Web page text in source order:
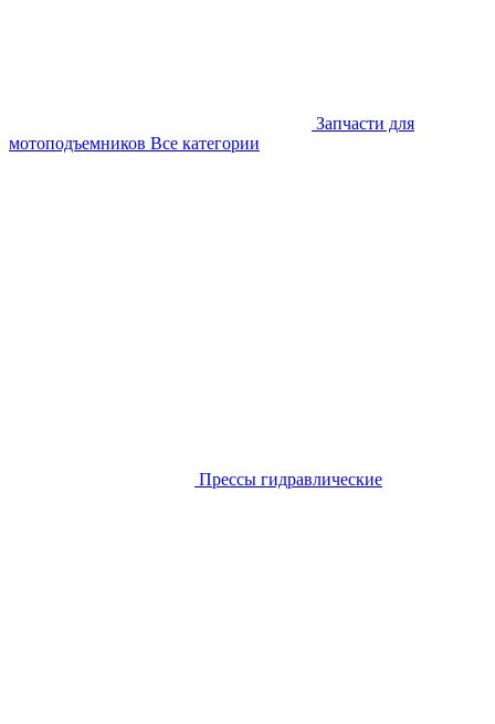
Запчасти для
мотоподъемников Все категории
Прессы гидравлические